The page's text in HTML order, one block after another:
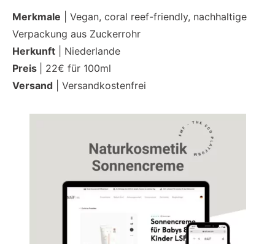
Merkmale | Vegan, coral reef-friendly, nachhaltige
Verpackung aus Zuckerrohr
Herkunft | Niederlande
Preis
| 22€ für 100ml
Versand | Versandkostenfrei